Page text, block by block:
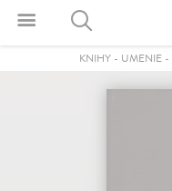
KNIHY- UMENIE-